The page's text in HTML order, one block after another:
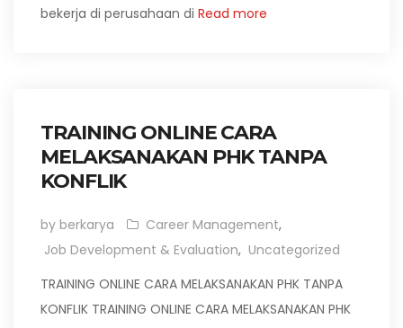
bekerja di perusahaan di Read more
TRAINING ONLINE CARA
MELAKSANAKAN PHK TANPA
KONFLIK
by berkarya Career Management,
Job Development & Evaluation, Uncategorized
TRAINING ONLINE CARA MELAKSANAKAN PHK TANPA
KONFLIK TRAINING ONLINE CARA MELAKSANAKAN PHK